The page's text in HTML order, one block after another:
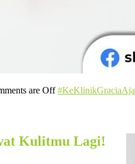
are Off #KeKlinikGraciaAja
Kulitmu Lagi!